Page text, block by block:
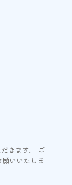
きます。 ご
いいたしま